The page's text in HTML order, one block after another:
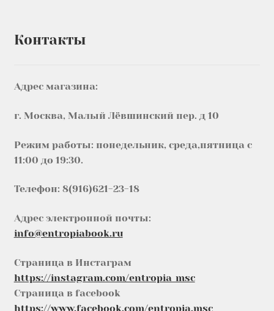
Контакты
Адрес магазина:
г. Москва, Малый Лёвшинский пер. д 10
Режим работы: понедельник, среда,пятница с
11:00 до 19:30.
Телефон: 8(916)621-23-18
Адрес электронной почты:
info@entropiabook.ru
Страница в Инстаграм
https://instagram.com/entropia_msc
Страница в facebook
https://www.facebook.com/entropia.msc